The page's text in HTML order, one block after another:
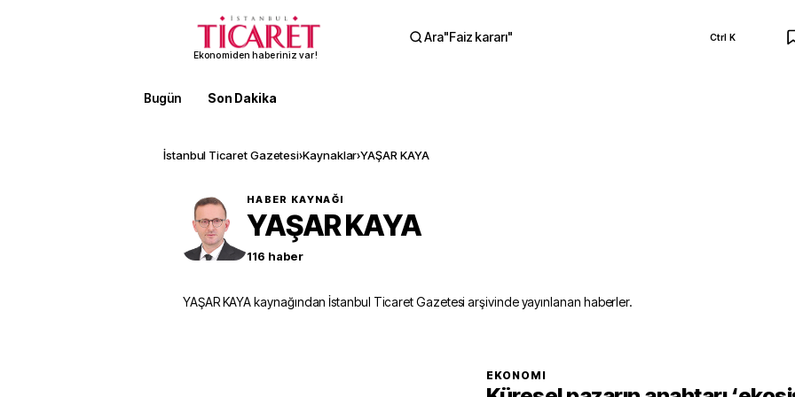
Ekonomiden haberiniz var!
Ara"Faiz kararı" Ctrl K
Bugün Son Dakika
İstanbul Ticaret Gazetesi›Kaynaklar›YAŞAR KAYA
HABER KAYNAĞI
YAŞAR KAYA
116 haber
YAŞAR KAYA kaynağından İstanbul Ticaret Gazetesi arşivinde yayınlanan haberler.
EKONOMI